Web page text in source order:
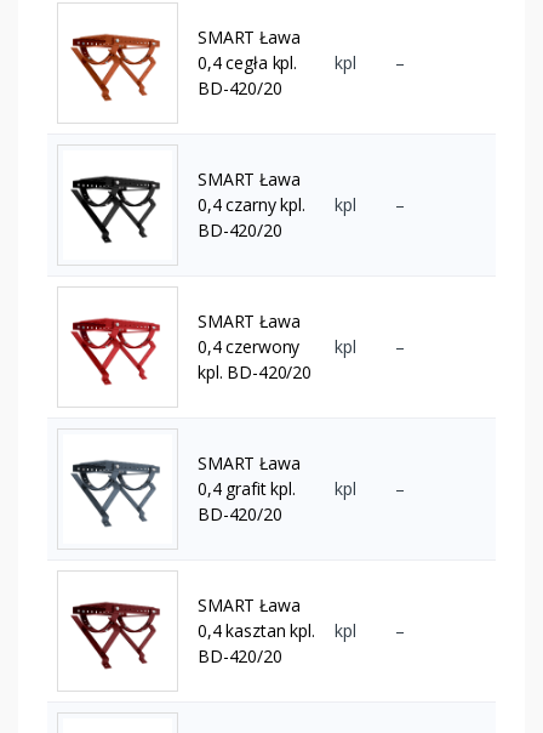
SMART Ława
0,4 cegła kpl.
BD-420/20
kpl –
SMART Ława
0,4 czarny kpl.
BD-420/20
kpl –
SMART Ława
0,4 czerwony
kpl. BD-420/20
kpl –
SMART Ława
0,4 grafit kpl.
BD-420/20
kpl –
SMART Ława
0,4 kasztan kpl.
BD-420/20
kpl –